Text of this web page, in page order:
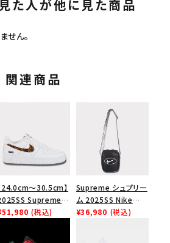
た人が他に見た商品
せん。
関連商品
24.0cm～30.5cm】
Supreme
Low AF1 シュプリー
(税込)
Supreme シュプリー
ム 2025SS Nike
Leather Shoulder
¥36,980 (税込)